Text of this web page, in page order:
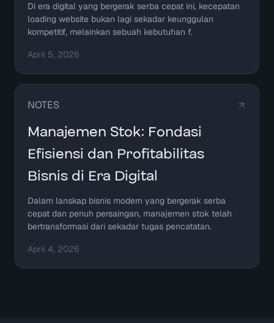
Di era digital yang bergerak serba cepat ini, kecepatan
loading website bukan lagi sekadar keunggulan
kompetitif, melainkan sebuah kebutuhan f.
April 5, 2026
NOTES
Manajemen Stok: Fondasi
Efisiensi dan Profitabilitas
Bisnis di Era Digital
Dalam lanskap bisnis modern yang bergerak serba
cepat dan penuh persaingan, manajemen stok telah
bertransformasi dari sekadar tugas pencatatan.
April 4, 2026